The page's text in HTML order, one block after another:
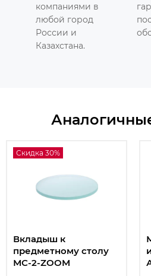
компаниями в
любой город
России и
Казахстана.
Скидка 30%
Вкладыш к
предметному столу
МС-2-ZOOM